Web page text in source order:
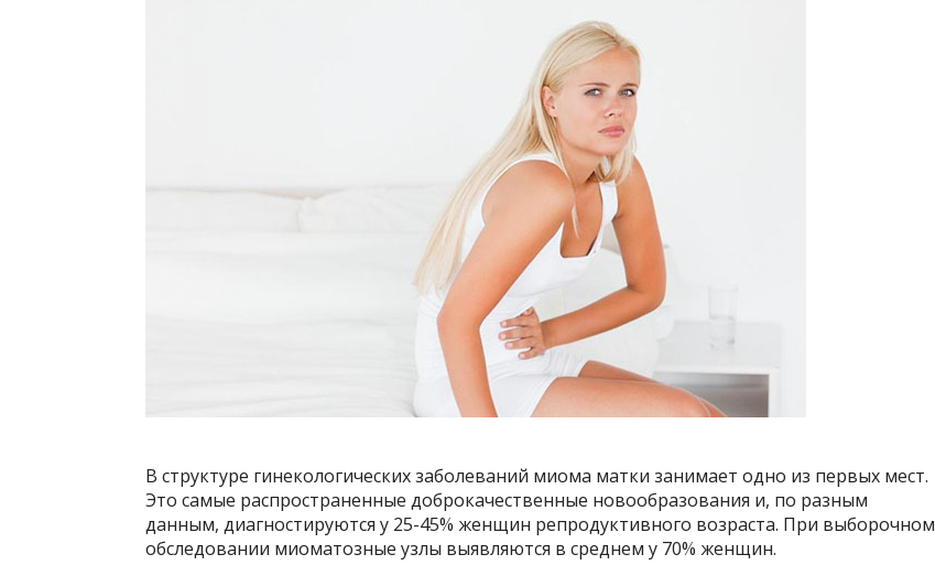
В структуре гинекологических заболеваний миома матки занимает одно из первых мест.
Это самые распространенные доброкачественные новообразования и, по разным
данным, диагностируются у 25-45% женщин репродуктивного возраста. При выборочном
обследовании миоматозные узлы выявляются в среднем у 70% женщин.